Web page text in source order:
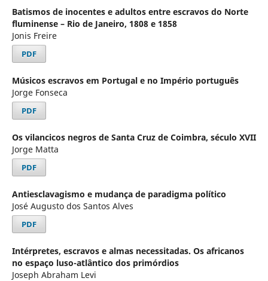
Batismos de inocentes e adultos entre escravos do Norte
fluminense – Rio de Janeiro, 1808 e 1858
Jonis Freire
PDF
Músicos escravos em Portugal e no Império português
Jorge Fonseca
PDF
Os vilancicos negros de Santa Cruz de Coimbra, século XVII
Jorge Matta
PDF
Antiesclavagismo e mudança de paradigma político
José Augusto dos Santos Alves
PDF
Intérpretes, escravos e almas necessitadas. Os africanos
no espaço luso-atlântico dos primórdios
Joseph Abraham Levi